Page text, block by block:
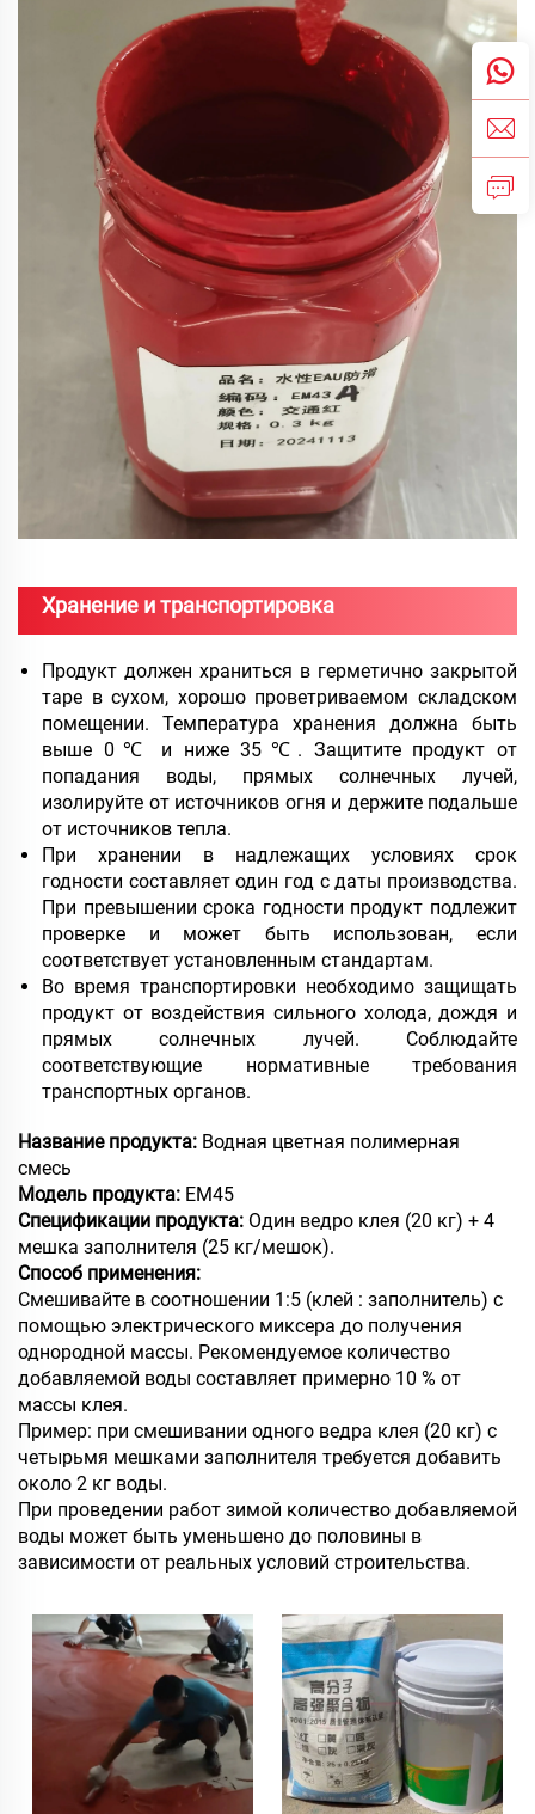
Хранение и транспортировка
Продукт должен храниться в герметично закрытой
таре в сухом, хорошо проветриваемом складском
помещении. Температура хранения должна быть
выше 0 ℃ и ниже 35 ℃. Защитите продукт от
попадания воды, прямых солнечных лучей,
изолируйте от источников огня и держите подальше
от источников тепла.
При хранении в надлежащих условиях срок
годности составляет один год с даты производства.
При превышении срока годности продукт подлежит
проверке и может быть использован, если
соответствует установленным стандартам.
Во время транспортировки необходимо защищать
продукт от воздействия сильного холода, дождя и
прямых солнечных лучей. Соблюдайте
соответствующие нормативные требования
транспортных органов.
Название продукта: Водная цветная полимерная
смесь
Модель продукта: EM45
Спецификации продукта: Один ведро клея (20 кг) + 4
мешка заполнителя (25 кг/мешок).
Способ применения:
Смешивайте в соотношении 1:5 (клей : заполнитель) с
помощью электрического миксера до получения
однородной массы. Рекомендуемое количество
добавляемой воды составляет примерно 10 % от
массы клея.
Пример: при смешивании одного ведра клея (20 кг) с
четырьмя мешками заполнителя требуется добавить
около 2 кг воды.
При проведении работ зимой количество добавляемой
воды может быть уменьшено до половины в
зависимости от реальных условий строительства.